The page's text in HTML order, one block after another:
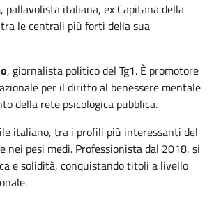
, pallavolista italiana, ex Capitana della
le centrali più forti della sua
, giornalista politico del Tg1. È promotore
per il diritto al benessere mentale
della rete psicologica pubblica.
italiano, tra i profili più interessanti del
nei pesi medi. Professionista dal 2018, si
e solidità, conquistando titoli a livello